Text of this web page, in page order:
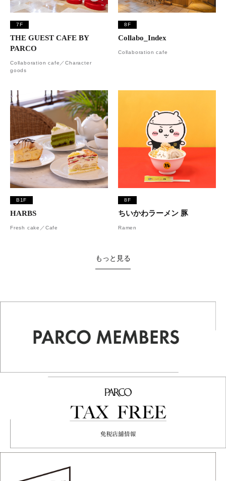
7F
THE GUEST CAFE BY
PARCO
Collaboration cafe／Character
goods
8F
Collabo_Index
Collaboration cafe
B1F
HARBS
Fresh cake／Cafe
8F
ちいかわラーメン 豚
Ramen
もっと見る